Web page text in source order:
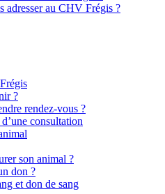
adresser au CHV Frégis ?
?
rendez-vous ?
consultation
son animal ?
don ?
et don de sang